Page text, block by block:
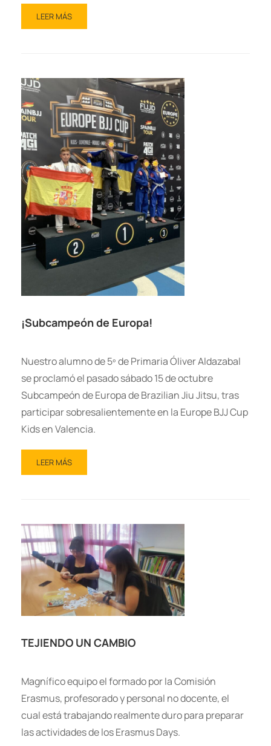
LEER MÁS
¡Subcampeón de Europa!
Nuestro alumno de 5º de Primaria Óliver Aldazabal
se proclamó el pasado sábado 15 de octubre
Subcampeón de Europa de Brazilian Jiu Jitsu, tras
participar sobresalientemente en la Europe BJJ Cup
Kids en Valencia.
LEER MÁS
TEJIENDO UN CAMBIO
Magnífico equipo el formado por la Comisión
Erasmus, profesorado y personal no docente, el
cual está trabajando realmente duro para preparar
las actividades de los Erasmus Days.